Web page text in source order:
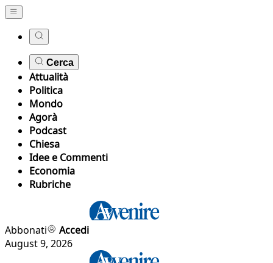
Cerca
Attualità
Politica
Mondo
Agorà
Podcast
Chiesa
Idee e Commenti
Economia
Rubriche
Abbonati
Accedi
August 9, 2026